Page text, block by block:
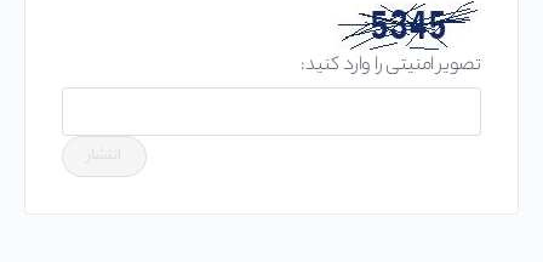
تصویر امنیتی را وارد کنید: